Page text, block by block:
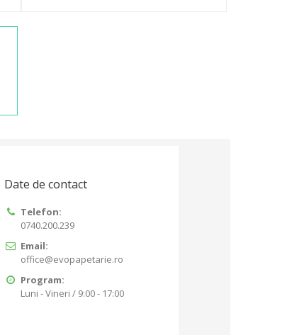
Date de contact
Telefon:
0740.200.239
Email:
office@evopapetarie.ro
Program:
Luni - Vineri / 9:00 - 17:00